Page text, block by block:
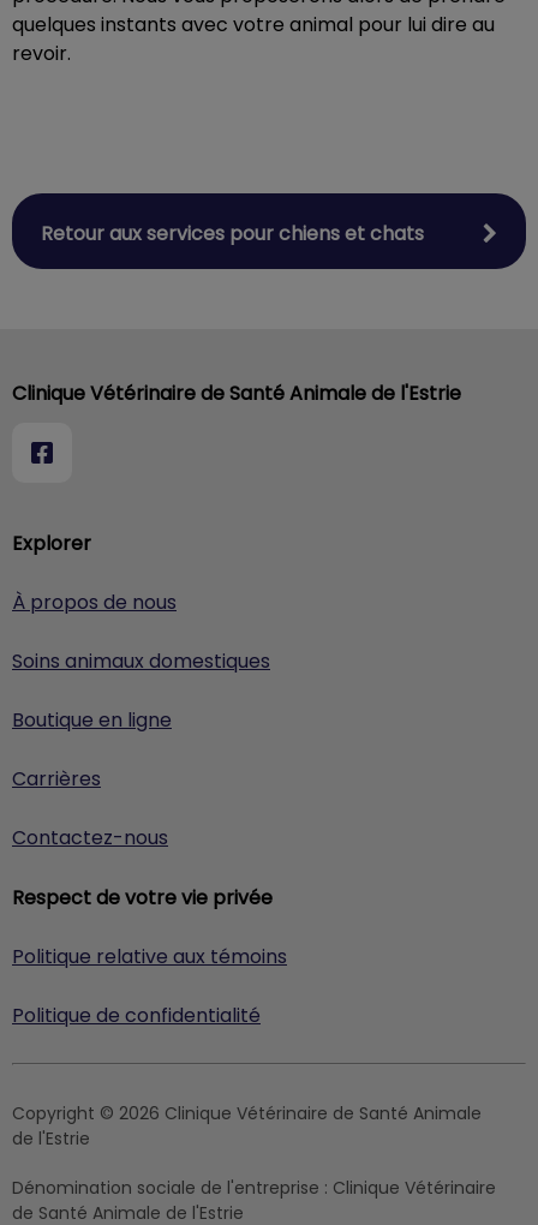
quelques instants avec votre animal pour lui dire au
revoir.
Retour aux services pour chiens et chats
Explorer
À propos de nous
Soins animaux domestiques
Boutique en ligne
Carrières
Contactez-nous
Respect de votre vie privée
Politique relative aux témoins
Politique de confidentialité
Clinique Vétérinaire de Santé Animale de l'Estrie
Copyright © 2026 Clinique Vétérinaire de Santé Animale
de l'Estrie
Dénomination sociale de l'entreprise : Clinique Vétérinaire
de Santé Animale de l'Estrie